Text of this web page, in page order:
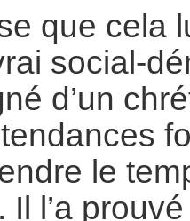
que cela
social-
d’un
le
Il l’a